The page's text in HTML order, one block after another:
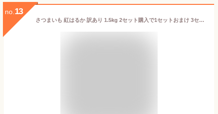
no. 13
さつまいも 紅はるか 訳あり 1.5kg 2セット購入で1セットおまけ 3セット購入で3セットおまけ べにはるか 熊本県産 サツマイモ 紅蜜芋 焼き芋 芋 いも